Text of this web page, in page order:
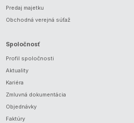
Predaj majetku
Obchodná verejná súťaž
Spoločnosť
Profil spoločnosti
Aktuality
Kariéra
Zmluvná dokumentácia
Objednávky
Faktúry